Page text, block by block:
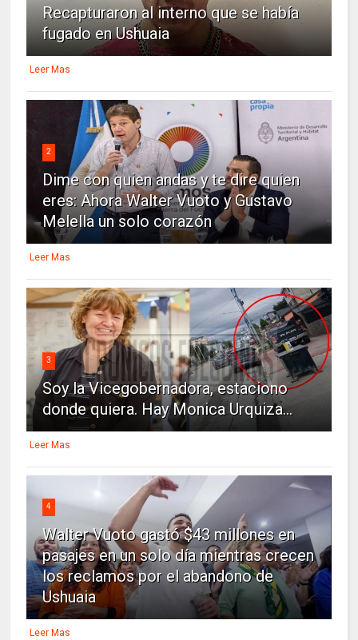
Recapturaron al interno que se había
fugado en Ushuaia
Leer Mas
2
Dime con quien andas y te dire quien
eres: Ahora Walter Vuoto y Gustavo
Melella un solo corazón
Leer Mas
3
Soy la Vicegobernadora, estaciono
donde quiera. Hay Monica Urquiza...
Leer Mas
4
Walter Vuoto gastó $43 millones en
pasajes en un solo día mientras crecen
los reclamos por el abandono de
Ushuaia
Leer Mas